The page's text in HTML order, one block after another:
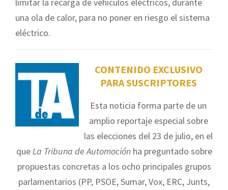
limitar la recarga de vehículos eléctricos, durante
una ola de calor, para no poner en riesgo el sistema
eléctrico.
CONTENIDO EXCLUSIVO
PARA SUSCRIPTORES
Esta noticia forma parte de un
amplio reportaje especial sobre
las elecciones del 23 de julio, en el
queLa Tribuna de Automociónha preguntado sobre
propuestas concretas a los ocho principales grupos
parlamentarios (PP, PSOE, Sumar, Vox, ERC, Junts,